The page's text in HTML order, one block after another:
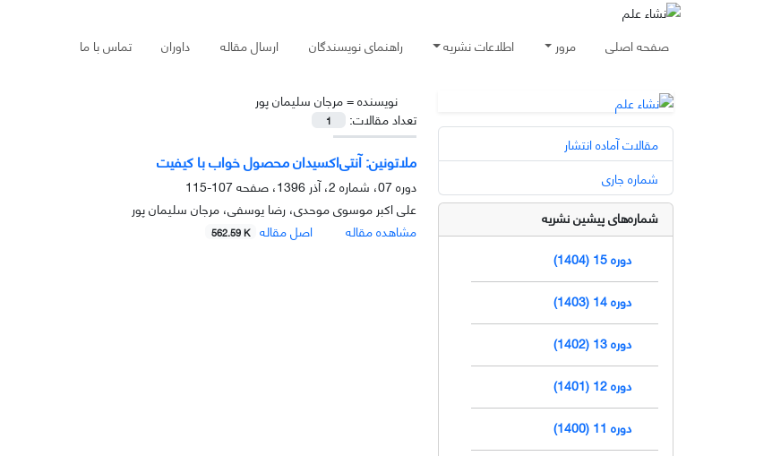
صفحه اصلی مرور اطلاعات نشریه راهنمای نویسندگان ارسال مقاله داوران تماس با ما
نویسنده =مرجان سلیمان پور
تعداد مقالات:
1
ملاتونین: آنتی‌اکسیدان محصول خواب با کیفیت
دوره 07، شماره 2، آذر 1396، صفحه
107-115
علی اکبر موسوی موحدی، رضا یوسفی، مرجان سلیمان پور
مشاهده مقاله
اصل مقاله 562.59 K
مقالات آماده انتشار
شماره جاری
شماره‌های پیشین نشریه
دوره 15 (1404)
دوره 14 (1403)
دوره 13 (1402)
دوره 12 (1401)
دوره 11 (1400)